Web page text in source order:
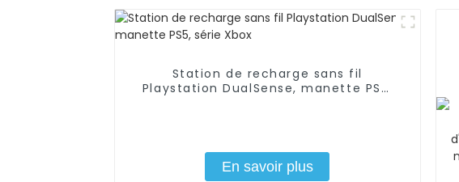
Station de recharge sans fil
Playstation DualSense, manette PS5,
En savoir plus